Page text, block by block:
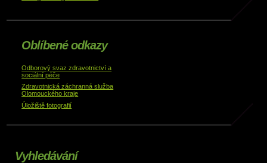
Oblíbené odkazy
Odborový svaz zdravotnictví a
sociální péče
Zdravotnická záchranná služba
Olomouckého kraje
Úložiště fotografií
Vyhledávání